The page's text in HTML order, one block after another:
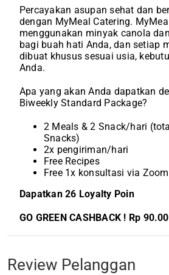
Percayakan asupan sehat dan
dengan MyMeal Catering.
menggunakan minyak canola
bagi buah hati Anda, dan setiap
dibuat khusus sesuai usia,
Anda.
Apa yang akan Anda dapatkan
Biweekly Standard Package?
2 Meals & 2 Snack/hari
Snacks)
2x pengiriman/hari
Free Recipes
Free 1x konsultasi via Zoom
Dapatkan 26 Loyalty Poin
GO GREEN CASHBACK ! Rp
Review Pelanggan